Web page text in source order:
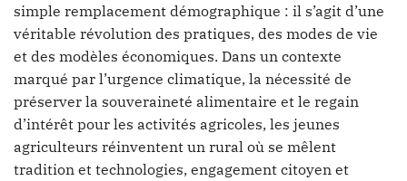
simple remplacement démographique : il s’agit d’une
véritable révolution des pratiques, des modes de vie
et des modèles économiques. Dans un contexte
marqué par l’urgence climatique, la nécessité de
préserver la souveraineté alimentaire et le regain
d’intérêt pour les activités agricoles, les jeunes
agriculteurs réinventent un rural où se mêlent
tradition et technologies, engagement citoyen et